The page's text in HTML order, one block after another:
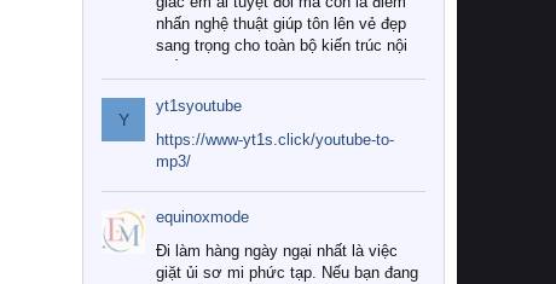
nhấn nghệ thuật giúp tôn lên vẻ đẹp
sang trọng cho toàn bộ kiến trúc nội
Tuy nhiên, giữa thị trường đa dạng
với vô vàn thương hiệu và mẫu mã
như hiện nay, làm thế nào để chọn
được những bộ chăn ga gối đệm cao
cấp thực sự chất lượng, phù hợp với
khí hậu và nhu cầu sử dụng của gia
đình? Hãy cùng chúng tôi đi tìm lời
giải đáp chi tiết qua bài viết dưới đây.
Y
yt1syoutube
https://www-yt1s.click/youtube-to-
mp3/
equinoxmode
Đi làm hàng ngày ngại nhất là việc
giặt ủi sơ mi phức tạp. Nếu bạn đang